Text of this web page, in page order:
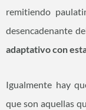
remitiendo
desencadenante
adaptativo con
Igualmente hay
que son aquellas